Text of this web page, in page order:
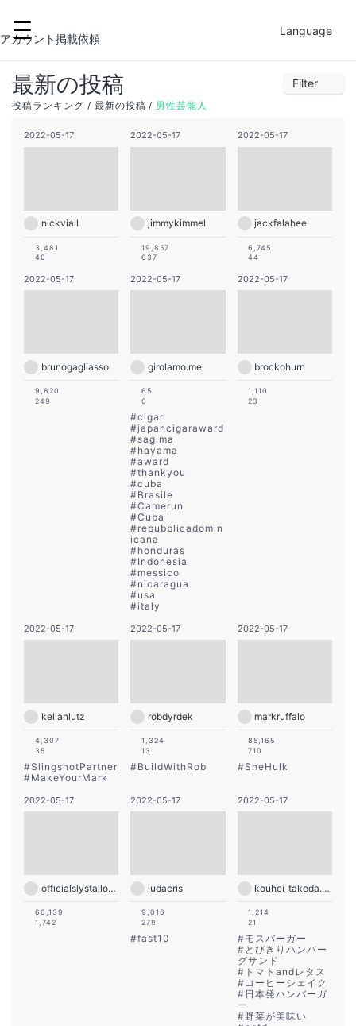
アカウント掲載依頼
Language
最新の投稿
2
3
4 5 6 7 8
9
16
17
18 19
24
25 28 29
7
15
16 17 18 19 20
21
Filter
投稿ランキング 最新の投稿 男性芸能人
2022-05-17
nickviall
3,481
40
2022-05-17
jimmykimmel
19,857
637
2022-05-17
jackfalahee
6,745
44
2022-05-17
brunogagliasso
9,820
249
2022-05-17
girolamo.me
65
0
#cigar
#japancigaraward
#sagima
#hayama
#award
#thankyou
#cuba
#Brasile
#Camerun
#Cuba
#repubblicadomin
icana
#honduras
#Indonesia
#messico
#nicaragua
#usa
#italy
2022-05-17
brockohurn
1,110
23
2022-05-17
kellanlutz
4,307
35
#SlingshotPartner
#MakeYourMark
2022-05-17
robdyrdek
1,324
13
#BuildWithRob
2022-05-17
markruffalo
85,165
710
#SheHulk
2022-05-17
officialslystallone
66,139
1,742
2022-05-17
ludacris
9,016
279
#fast10
2022-05-17
kouhei_takeda.official
1,214
21
#モスバーガー
# とびきりハンバー
グサンド
# トマトandレタス
# コーヒーシェイク
# 日本発ハンバーガ
ー
#野菜が美味い